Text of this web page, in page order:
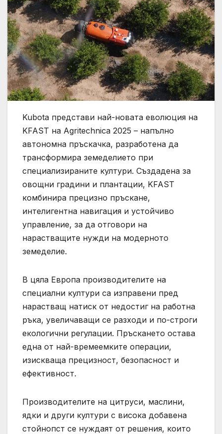
Kubota представи най-новата еволюция на
KFAST на Agritechnica 2025 – напълно
автономна пръскачка, разработена да
трансформира земеделието при
специализираните култури. Създадена за
овощни градини и плантации, KFAST
комбинира прецизно пръскане,
интелигентна навигация и устойчиво
управление, за да отговори на
нарастващите нужди на модерното
земеделие.
В цяла Европа производителите на
специални култури са изправени пред
нарастващ натиск от недостиг на работна
ръка, увеличаващи се разходи и по-строги
екологични регулации. Пръскането остава
една от най-времеемките операции,
изискваща прецизност, безопасност и
ефективност.
Производителите на цитруси, маслини,
ядки и други култури с висока добавена
стойнопст се нуждаят от решения, които